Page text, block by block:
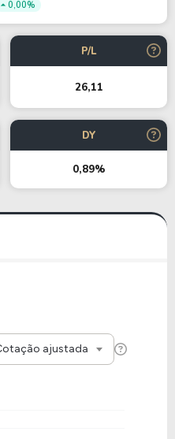
0,00%
P/L
26,11
DY
0,89%
ajustada